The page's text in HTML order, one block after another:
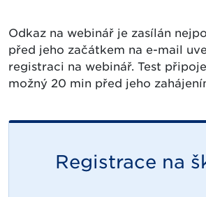
Odkaz na webinář je zasílán
před jeho začátkem na e-mail
registraci na webinář. Test
možný 20 min před jeho
Registrace na